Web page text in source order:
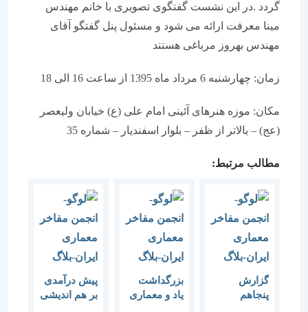
گردد .در این نشست گفتگوی تصویری با خانم مهندس
مینا معرفت ارائه می شود و مسئول پنل گفتگو آقای
مهندس بهروز مرباغی هستند
زمان: چهارشنبه 6 مرداد ماه 1395 از ساعت 16 الی 18
مکان: موزه هنرهای آئینی امام علی (ع) خیابان ولیعصر
(عج) – بالاتر از ظفر – بلوار اسفندیار – شماره 35
مطالب مرتبط:
گزارش
پنجاهم
بزرگداشت
یاد و معماری
پیش درآمدی
بر هم اندیشی